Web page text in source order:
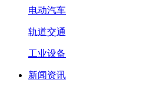
电动汽车
轨道交通
工业设备
新闻资讯